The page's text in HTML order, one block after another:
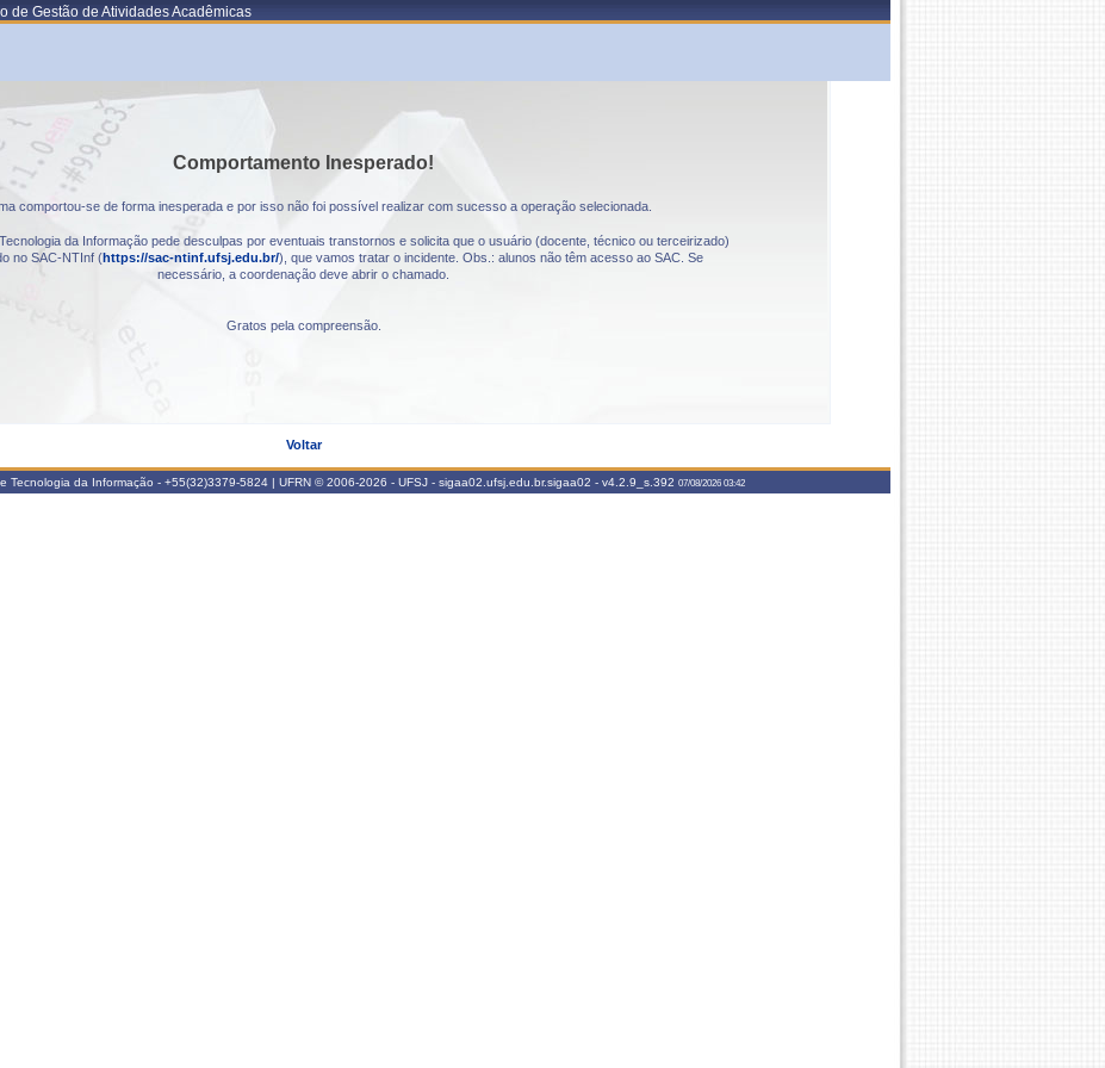
de Gestão de Atividades Acadêmicas
Comportamento Inesperado!
comportou-se de forma inesperada e por isso não foi possível realizar com sucesso a operação selecionada.
da Informação pede desculpas por eventuais transtornos e solicita que o usuário (docente, técnico ou terceirizado)
no SAC-NTInf (https://sac-ntinf.ufsj.edu.br/), que vamos tratar o incidente. Obs.: alunos não têm acesso ao SAC. Se
necessário, a coordenação deve abrir o chamado.
Gratos pela compreensão.
Voltar
Tecnologia da Informação - +55(32)3379-5824 | UFRN © 2006-2026 - UFSJ - sigaa02.ufsj.edu.br.sigaa02 - v4.2.9_s.392 07/08/2026 03:42